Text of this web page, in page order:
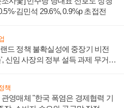
김민석 29.6%, 0.9%p 초접전
드 정책 불확실성에 중장기 비전
신임 사장의 정부 설득 과제 무거워
책
영매체 "한국 폭염은 경제협력 기